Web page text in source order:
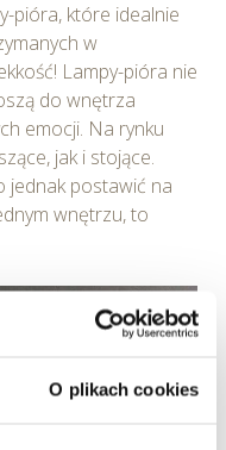
O plikach cookies
pióra, które idealnie
w
Lampy-pióra nie
do wnętrza
emocji. Na rynku
jak i stojące.
jednak postawić na
wnętrzu, to